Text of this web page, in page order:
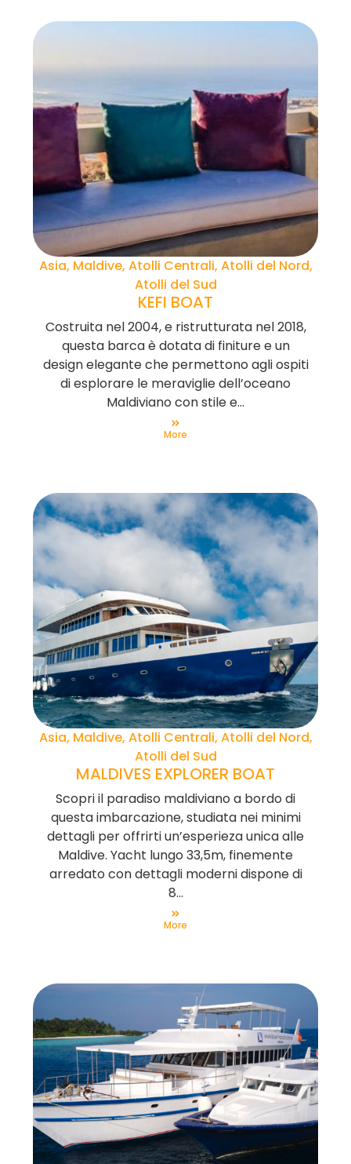
Asia, Maldive, Atolli Centrali, Atolli del Nord,
Atolli del Sud
KEFI BOAT
Costruita nel 2004, e ristrutturata nel 2018,
questa barca è dotata di finiture e un
design elegante che permettono agli ospiti
di esplorare le meraviglie dell’oceano
Maldiviano con stile e...
More
Asia, Maldive, Atolli Centrali, Atolli del Nord,
Atolli del Sud
MALDIVES EXPLORER BOAT
Scopri il paradiso maldiviano a bordo di
questa imbarcazione, studiata nei minimi
dettagli per offrirti un’esperieza unica alle
Maldive. Yacht lungo 33,5m, finemente
arredato con dettagli moderni dispone di
8...
More